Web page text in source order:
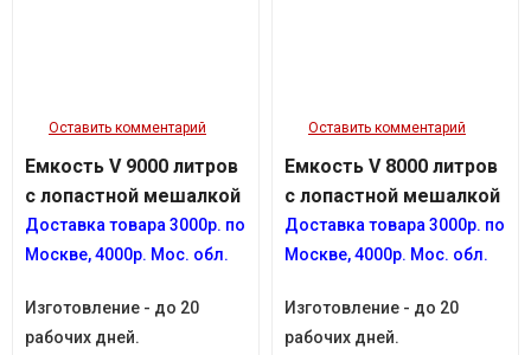
Оставить комментарий
Емкость V 9000 литров
с лопастной мешалкой
Доставка товара 3000р. по
Москве, 4000р. Мос. обл.
Изготовление - до 20
рабочих дней.
Оставить комментарий
Емкость V 8000 литров
с лопастной мешалкой
Доставка товара 3000р. по
Москве, 4000р. Мос. обл.
Изготовление - до 20
рабочих дней.